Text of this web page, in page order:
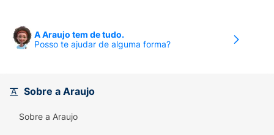
eficácia, praticidade e um toque de frescor
tropical. Cuide de você e sinta-se seguro(a)
A Araujo tem de tudo.
Posso te ajudar de alguma forma?
Sobre a Araujo
Sobre a Araujo